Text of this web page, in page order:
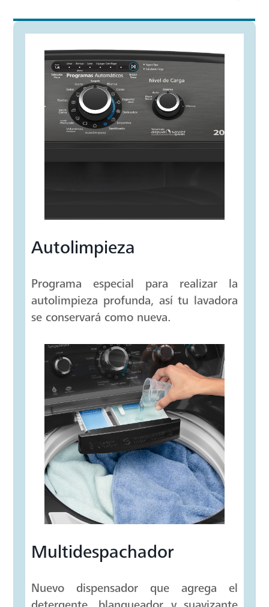
170 En existencias
AGREGAR AL CARRITO
Autolimpieza
Programa especial para realizar la
autolimpieza profunda, así tu lavadora
se conservará como nueva.